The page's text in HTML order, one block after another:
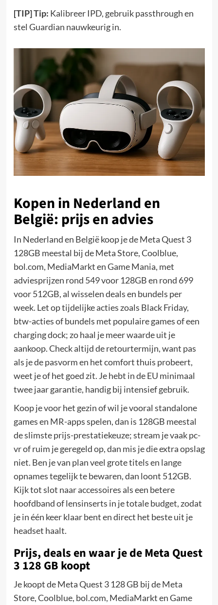
[TIP] Tip: Kalibreer IPD, gebruik passthrough en
stel Guardian nauwkeurig in.
Kopen in Nederland en
België: prijs en advies
In Nederland en België koop je de Meta Quest 3
128GB meestal bij de Meta Store, Coolblue,
bol.com, MediaMarkt en Game Mania, met
adviesprijzen rond 549 voor 128GB en rond 699
voor 512GB, al wisselen deals en bundels per
week. Let op tijdelijke acties zoals Black Friday,
btw-acties of bundels met populaire games of een
charging dock; zo haal je meer waarde uit je
aankoop. Check altijd de retourtermijn, want pas
als je de pasvorm en het comfort thuis probeert,
weet je of het goed zit. Je hebt in de EU minimaal
twee jaar garantie, handig bij intensief gebruik.
Koop je voor het gezin of wil je vooral standalone
games en MR-apps spelen, dan is 128GB meestal
de slimste prijs-prestatiekeuze; stream je vaak pc-
vr of ruim je geregeld op, dan mis je die extra opslag
niet. Ben je van plan veel grote titels en lange
opnames tegelijk te bewaren, dan loont 512GB.
Kijk tot slot naar accessoires als een betere
hoofdband of lensinserts in je totale budget, zodat
je in één keer klaar bent en direct het beste uit je
headset haalt.
Prijs, deals en waar je de Meta Quest
3 128 GB koopt
Je koopt de Meta Quest 3 128 GB bij de Meta
Store, Coolblue, bol.com, MediaMarkt en Game